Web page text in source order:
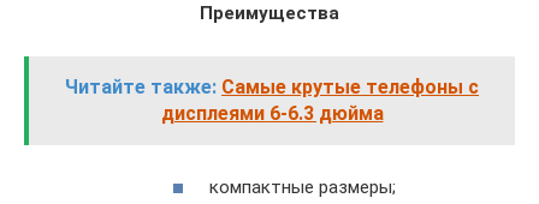
Преимущества
Читайте также: Самые крутые телефоны с
дисплеями 6-6.3 дюйма
компактные размеры;